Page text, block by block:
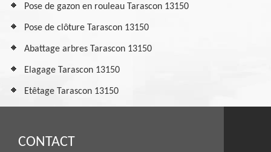
Pose de gazon en rouleau Tarascon 13150
Pose de clôture Tarascon 13150
Abattage arbres Tarascon 13150
Elagage Tarascon 13150
Etêtage Tarascon 13150
CONTACT